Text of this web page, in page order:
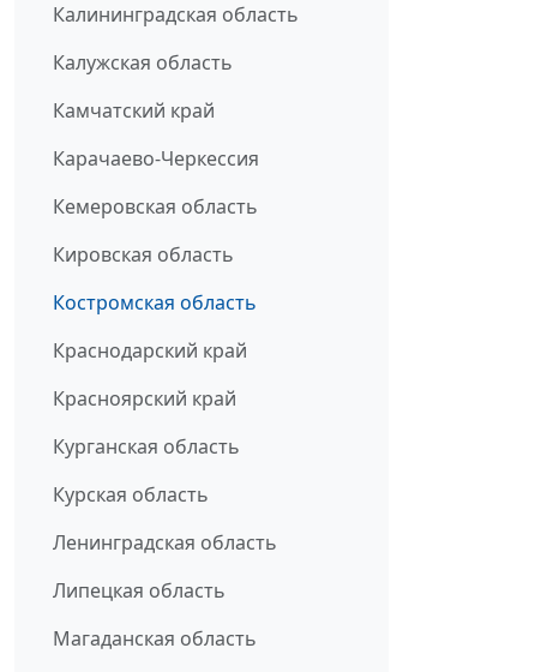
Калининградская область
Калужская область
Камчатский край
Карачаево-Черкессия
Кемеровская область
Кировская область
Костромская область
Краснодарский край
Красноярский край
Курганская область
Курская область
Ленинградская область
Липецкая область
Магаданская область